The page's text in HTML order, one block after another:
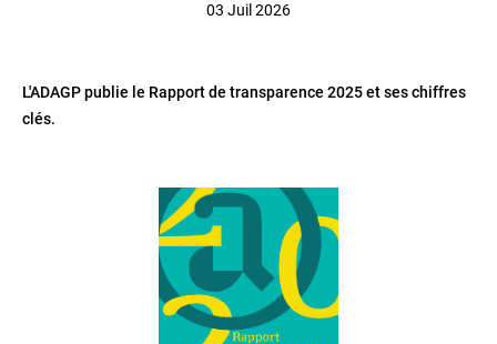
03 Juil 2026
L'ADAGP publie le Rapport de transparence 2025 et ses chiffres
clés.